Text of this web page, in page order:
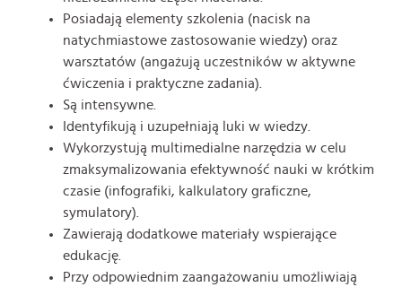
Posiadają elementy szkolenia (nacisk na
natychmiastowe zastosowanie wiedzy) oraz
warsztatów (angażują uczestników w aktywne
ćwiczenia i praktyczne zadania).
Są intensywne.
Identyfikują i uzupełniają luki w wiedzy.
Wykorzystują multimedialne narzędzia w celu
zmaksymalizowania efektywność nauki w krótkim
czasie (infografiki, kalkulatory graficzne,
symulatory).
Zawierają dodatkowe materiały wspierające
edukację.
Przy odpowiednim zaangażowaniu umożliwiają